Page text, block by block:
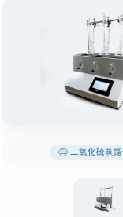
二氧化硫蒸馏